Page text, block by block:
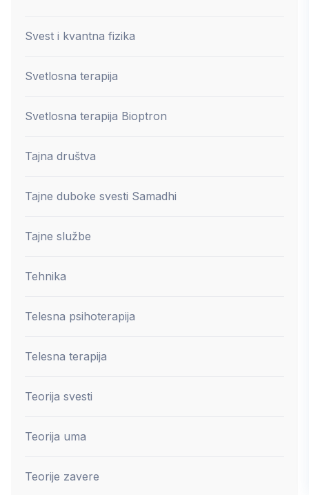
Svest i kvantna fizika
Svetlosna terapija
Svetlosna terapija Bioptron
Tajna društva
Tajne duboke svesti Samadhi
Tajne službe
Tehnika
Telesna psihoterapija
Telesna terapija
Teorija svesti
Teorija uma
Teorije zavere